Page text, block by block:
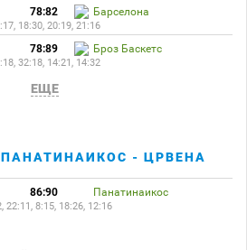
78:82 Барселона
18:30, 20:19, 21:16
78:89 Броз Баскетс
32:18, 14:21, 14:32
ЕЩЕ
- ЦРВЕНА
86:90 Панатинаикос
22:11, 8:15, 18:26, 12:16